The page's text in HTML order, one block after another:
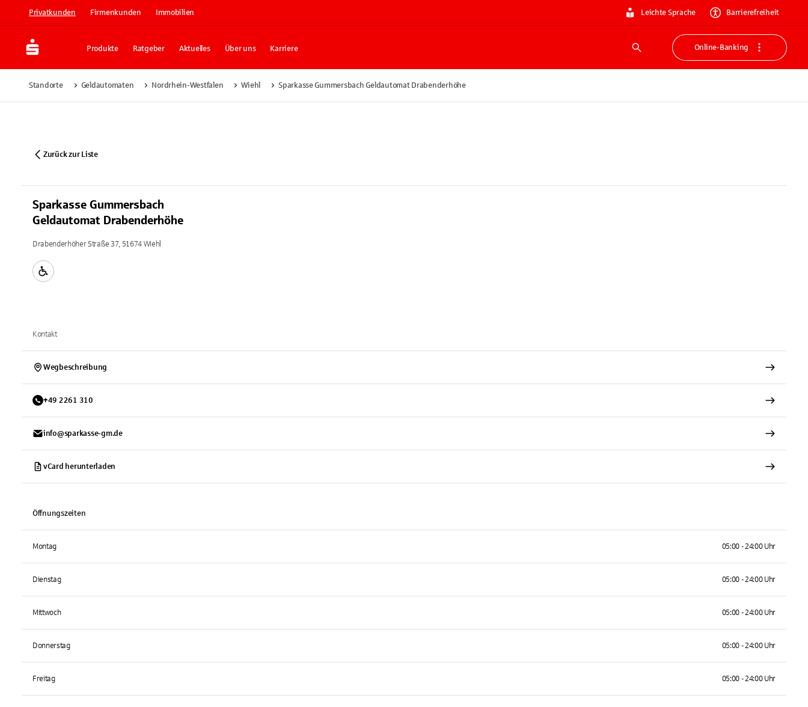
Privatkunden Firmenkunden Immobilien Leichte Sprache Barrierefreiheit
Produkte Ratgeber Aktuelles Über uns Karriere
Suche
Online-Banking
Standorte Geldautomaten Nordrhein-Westfalen Wiehl Sparkasse Gummersbach Geldautomat Drabenderhöhe
Zurück zur Liste
Sparkasse Gummersbach
Geldautomat Drabenderhöhe
Drabenderhöher Straße 37, 51674 Wiehl
Kontakt
Wegbeschreibung
+49 2261 310
info@sparkasse-gm.de
vCard herunterladen
Öffnungszeiten
Montag 05:00 - 24:00 Uhr
Dienstag 05:00 - 24:00 Uhr
Mittwoch 05:00 - 24:00 Uhr
Donnerstag 05:00 - 24:00 Uhr
Freitag 05:00 - 24:00 Uhr